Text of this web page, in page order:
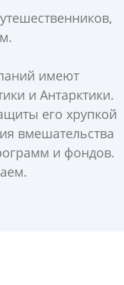
имеют
и Антарктики.
его хрупкой
вмешательства
и фондов.